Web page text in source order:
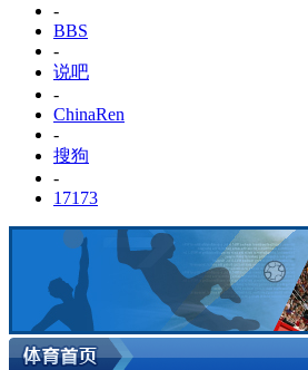
-
BBS
-
说吧
-
ChinaRen
-
搜狗
-
17173